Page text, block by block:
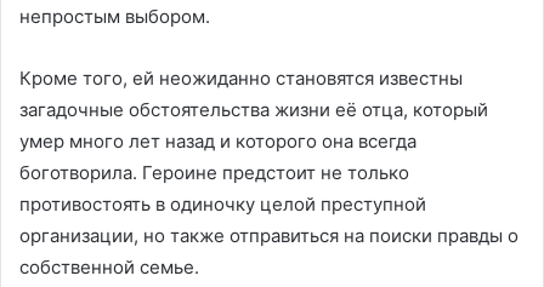
непростым выбором.
Кроме того, ей неожиданно становятся известны
загадочные обстоятельства жизни её отца, который
умер много лет назад и которого она всегда
боготворила. Героине предстоит не только
противостоять в одиночку целой преступной
организации, но также отправиться на поиски правды о
собственной семье.